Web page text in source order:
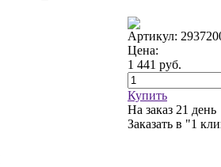
Артикул:
Цена:
1 441 руб.
Купить
На заказ 21 день
Заказать в "1